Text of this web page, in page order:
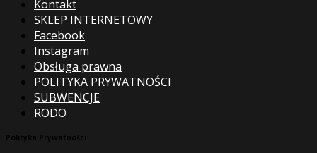
Kontakt
SKLEP INTERNETOWY
Facebook
Instagram
Obsługa prawna
POLITYKA PRYWATNOŚCI
SUBWENCJE
RODO
Polityka Prywatności